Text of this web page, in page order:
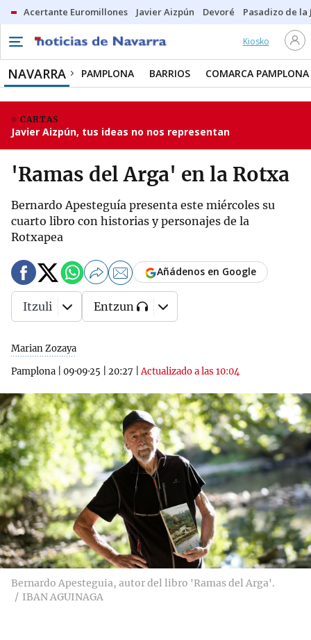
Acertante Euromillones Javier Aizpún Devoré Pasadizo de la
Kiosko
NAVARRA PAMPLONA BARRIOS COMARCA PAMPLONA
CARTAS
Javier Aizpún, tus ideas no nos representan
'Ramas del Arga' en la Rotxa
Bernardo Apesteguía presenta este miércoles su
cuarto libro con historias y personajes de la
Rotxapea
Marian Zozaya
Pamplona
09·09·25 20:27 |Actualizado a las 10:04
Añádenos en Google
Itzuli Entzun
Bernardo Apesteguia, autor del libro 'Ramas del Arga'.
IBAN AGUINAGA